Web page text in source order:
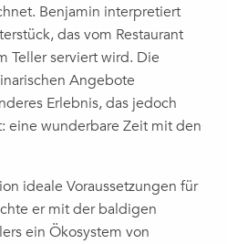
Benjamin interpretiert
das vom Restaurant
Teller serviert wird. Die
Angebote
Erlebnis, das jedoch
eine wunderbare Zeit mit den
ideale Voraussetzungen für
er mit der baldigen
ein Ökosystem von